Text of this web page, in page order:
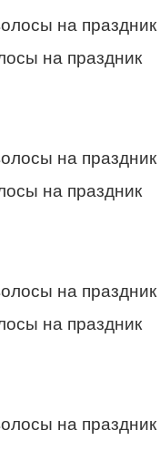
на праздник
на праздник
на праздник